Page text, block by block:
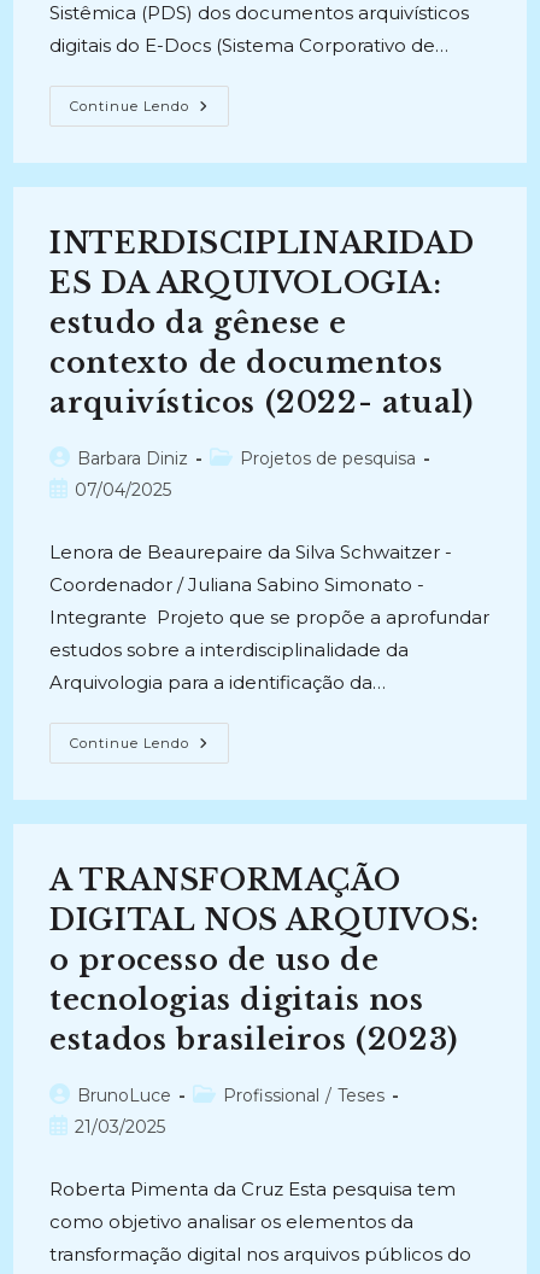
Sistêmica (PDS) dos documentos arquivísticos
digitais do E-Docs (Sistema Corporativo de…
Continue Lendo PRESERVAÇÃO
DIGITAL
ARQUIVÍSTICOS
DO
GOVERNO
DO
ESTADO
ESPÍRITO
SANTO
(2024-
Atual)
INTERDISCIPLINARIDAD
ES DA ARQUIVOLOGIA:
estudo da gênese e
contexto de documentos
arquivísticos (2022- atual)
Autor
do
Barbara Diniz
Categoria
Projetos de pesquisa
Post07/04/2025
Lenora de Beaurepaire da Silva Schwaitzer -
Coordenador / Juliana Sabino Simonato -
Integrante Projeto que se propõe a aprofundar
estudos sobre a interdisciplinalidade da
Arquivologia para a identificação da…
Continue Lendo INTERDISCIPLINARIDADES
DA
Gênese
De
Documentos
Arquivísticos
(2022-
Atual)
A TRANSFORMAÇÃO
DIGITAL NOS ARQUIVOS:
o processo de uso de
tecnologias digitais nos
estados brasileiros (2023)
Autor
do
BrunoLuce
Categoria
Profissional / Teses
Post21/03/2025
Roberta Pimenta da Cruz Esta pesquisa tem
como objetivo analisar os elementos da
transformação digital nos arquivos públicos do